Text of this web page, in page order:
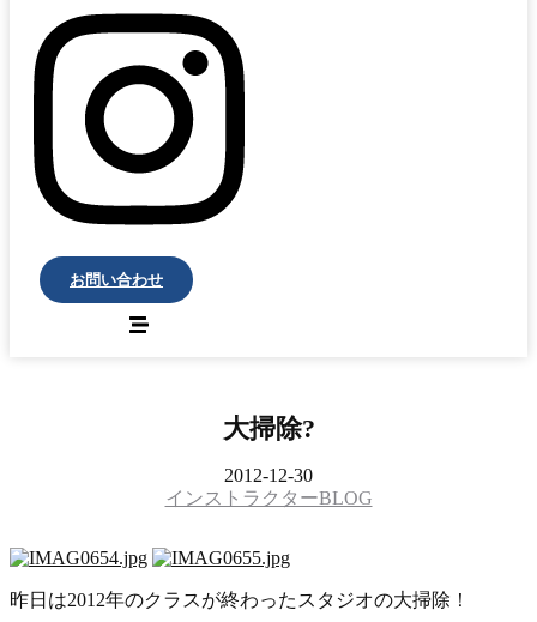
お問い合わせ
大掃除?
2012-12-30
インストラクターBLOG
昨日は2012年のクラスが終わったスタジオの大掃除！